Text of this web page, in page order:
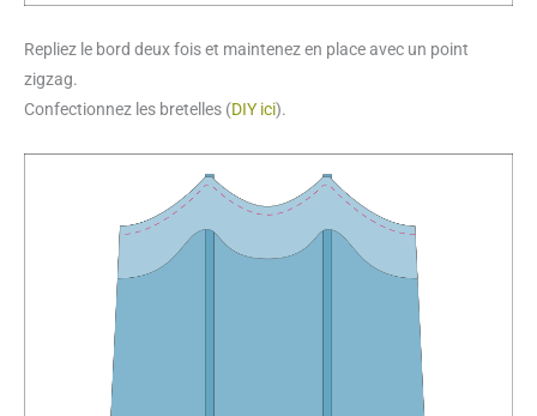
Repliez le bord deux fois et maintenez en place avec un point
zigzag.
Confectionnez les bretelles (DIY ici).